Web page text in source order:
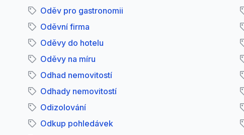
Oděv pro gastronomii
Oděvní firma
Oděvy do hotelu
Oděvy na míru
Odhad nemovitostí
Odhady nemovitostí
Odizolování
Odkup pohledávek